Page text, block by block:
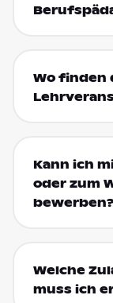
Wo finden
Kann ich
oder zum
Welche
muss ich